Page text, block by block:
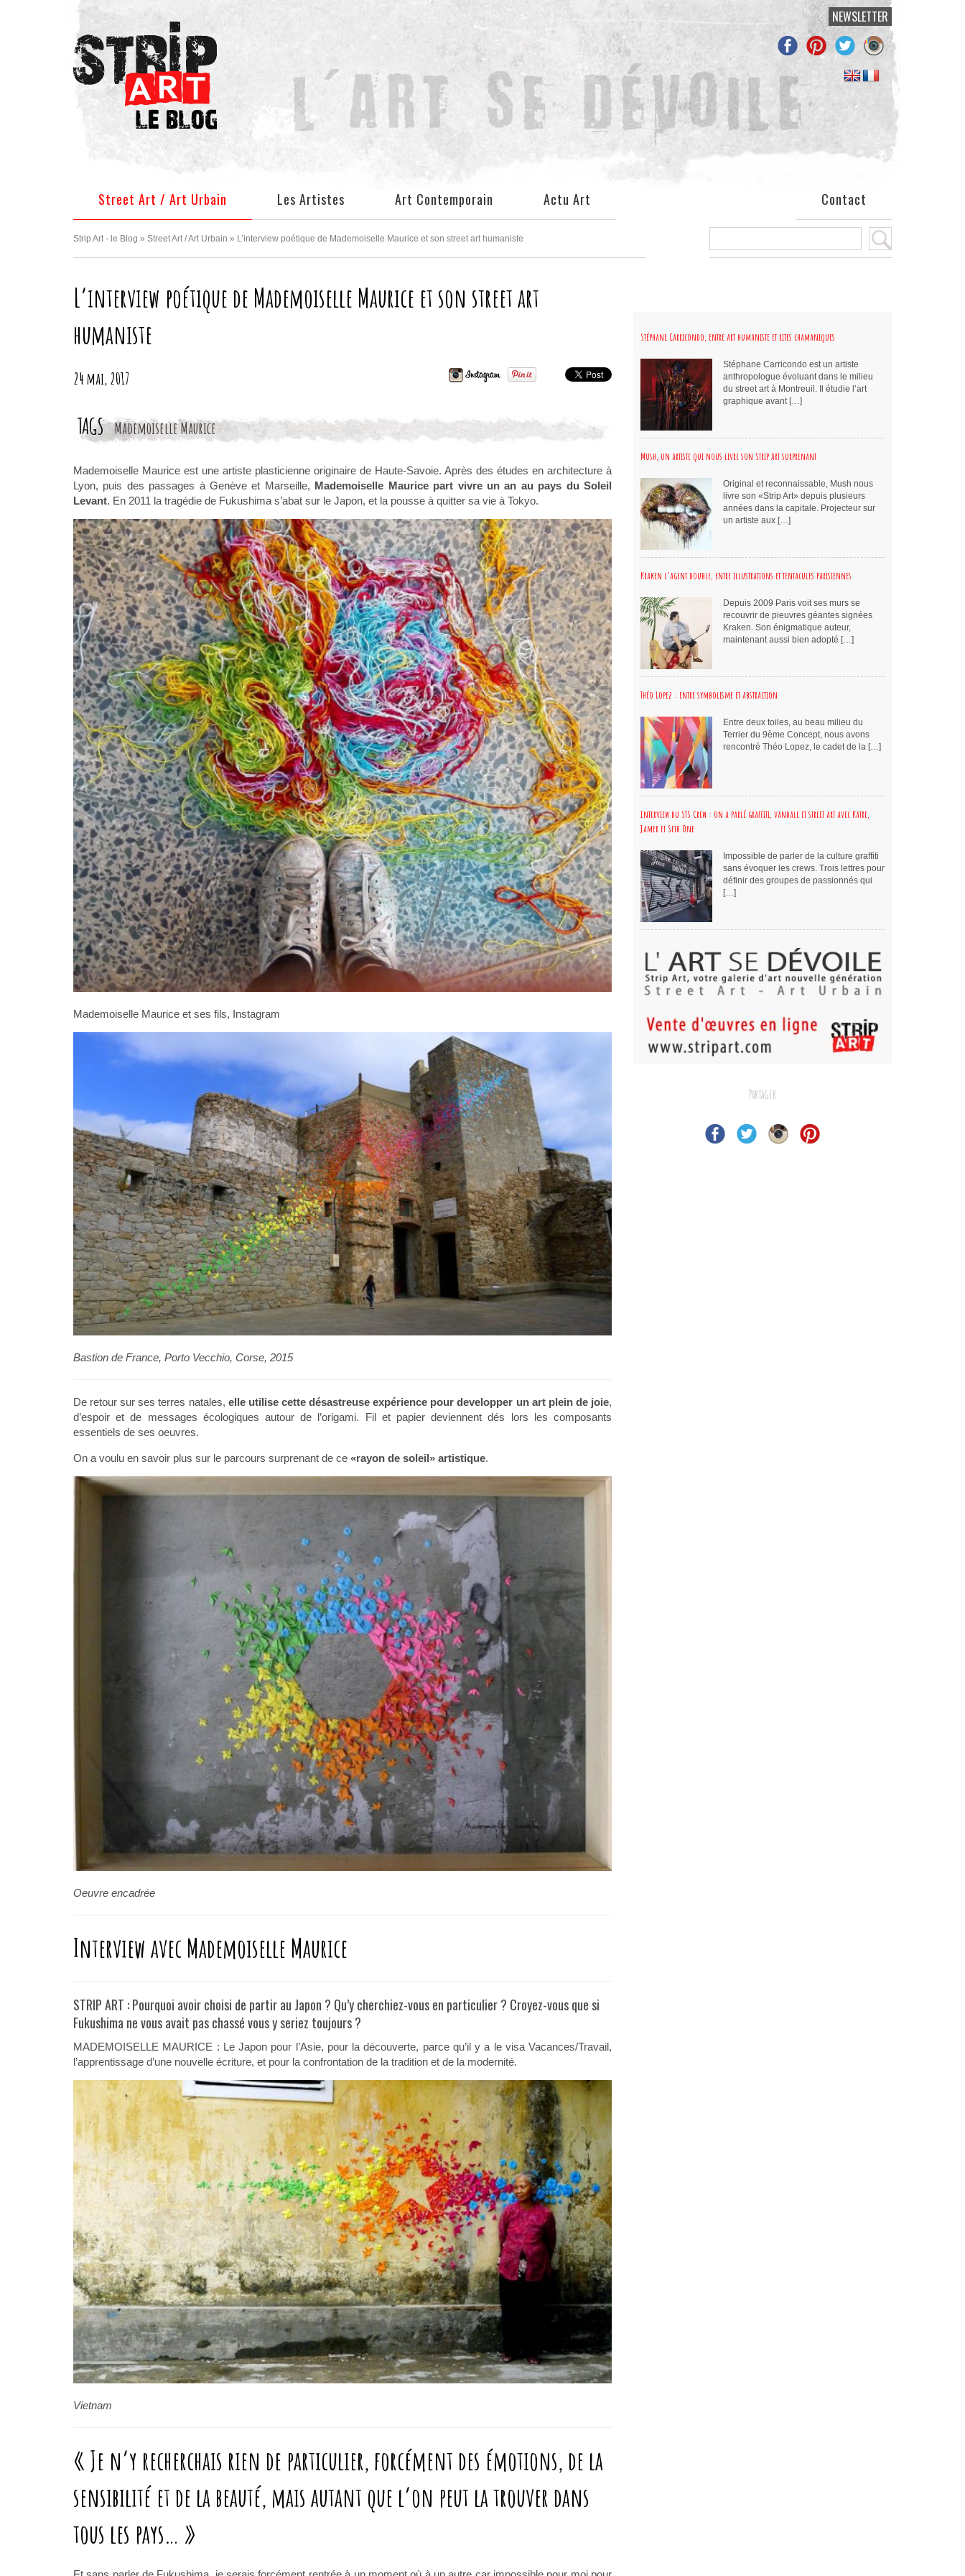
NEWSLETTER
FacebookPinterestTwitterInstagram
Street Art / Art Urbain Les Artistes Art Contemporain Actu Art Contact
Strip Art - le Blog » Street Art / Art Urbain » L’interview poétique de Mademoiselle Maurice et son street art humaniste
L’interview poétique de Mademoiselle Maurice et son street art
humaniste
24 mai, 2017
TAGS Mademoiselle Maurice
Mademoiselle Maurice est une artiste plasticienne originaire de Haute-Savoie. Après des études en architecture à
Lyon, puis des passages à Genève et Marseille, Mademoiselle Maurice part vivre un an au pays du Soleil
Levant. En 2011 la tragédie de Fukushima s’abat sur le Japon, et la pousse à quitter sa vie à Tokyo.
Mademoiselle Maurice et ses fils, Instagram
Bastion de France, Porto Vecchio, Corse, 2015
De retour sur ses terres natales, elle utilise cette désastreuse expérience pour developper un art plein de joie,
d’espoir et de messages écologiques autour de l’origami. Fil et papier deviennent dés lors les composants
essentiels de ses oeuvres.
On a voulu en savoir plus sur le parcours surprenant de ce «rayon de soleil» artistique.
Oeuvre encadrée
Interview avec Mademoiselle Maurice
STRIP ART : Pourquoi avoir choisi de partir au Japon ? Qu’y cherchiez-vous en particulier ? Croyez-vous que si
Fukushima ne vous avait pas chassé vous y seriez toujours ?
MADEMOISELLE MAURICE : Le Japon pour l’Asie, pour la découverte, parce qu’il y a le visa Vacances/Travail,
l’apprentissage d’une nouvelle écriture, et pour la confrontation de la tradition et de la modernité.
Vietnam
« Je n’y recherchais rien de particulier, forcément des émotions, de la
sensibilité et de la beauté, mais autant que l’on peut la trouver dans
tous les pays… »
Stéphane Carricondo, entre art humaniste et rites chamaniques
Stéphane Carricondo est un artiste
anthropologue évoluant dans le milieu
du street art à Montreuil. Il étudie l’art
graphique avant […]
Mush, un artiste qui nous livre son Strip Art surprenant
Original et reconnaissable, Mush nous
livre son «Strip Art» depuis plusieurs
années dans la capitale. Projecteur sur
un artiste aux […]
Kraken l’agent double, entre illustrations et tentacules parisiennes
Depuis 2009 Paris voit ses murs se
recouvrir de pieuvres géantes signées
Kraken. Son énigmatique auteur,
maintenant aussi bien adopté […]
Théo Lopez : entre symbolisme et abstraction
Entre deux toiles, au beau milieu du
Terrier du 9ème Concept, nous avons
rencontré Théo Lopez, le cadet de la […]
Interview du STS Crew : on a parlé graffiti, vandale et street art avec Katre,
Jamer et Seth One
Impossible de parler de la culture graffiti
sans évoquer les crews. Trois lettres pour
définir des groupes de passionnés qui
[…]
Partager